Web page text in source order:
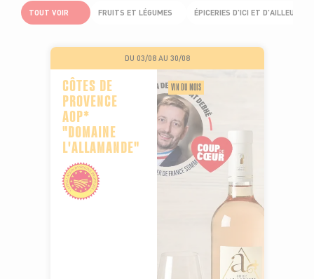
TOUT VOIR FRUITS ET LÉGUMES ÉPICERIES D'ICI ET D'AILLEURS
DU 03/08 AU 30/08
CÔTES DE
PROVENCE
AOP*
"DOMAINE
L'ALLAMANDE"
VIN DU MOIS